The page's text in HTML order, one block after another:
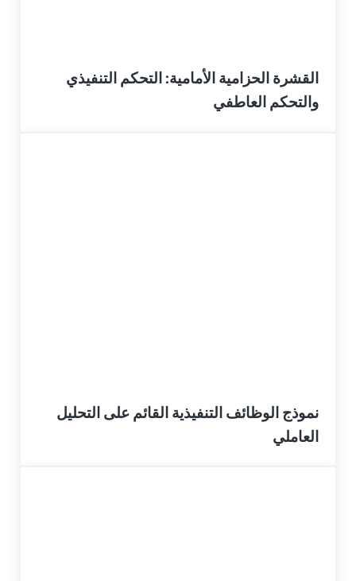
القشرة الحزامية الأمامية: التحكم التنفيذي
والتحكم العاطفي
نموذج الوظائف التنفيذية القائم على التحليل
العاملي